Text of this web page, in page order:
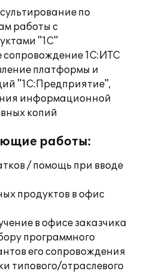
по
работы с
"1С"
сопровождение 1С:ИТС
платформы и
"1С:Предприятие",
информационной
копий
работы:
/ помощь при вводе
продуктов в офис
в офисе заказчика
программного
его сопровождения
типового/отраслевого